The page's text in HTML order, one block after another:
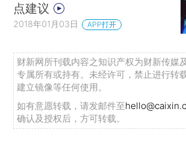
点建议
2018年01月03日 APP打开
财新网所刊载内容之知识产权为财新传媒
专属所有或持有。未经许可，禁止进行转
建立镜像等任何使用。
如有意愿转载，请发邮件至
确认及授权后，方可转载。